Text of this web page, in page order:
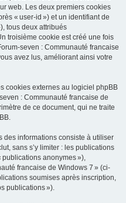
web. Les deux premiers cookies
« user-id ») et un identifiant de
tous deux attribués
troisième cookie est créé une fois
seven : Communauté francaise
avez lus, améliorant ainsi votre
cookies externes au logiciel phpBB
: Communauté francaise de
de ce document, qui ne traite
des informations consiste à utiliser
sans s’y limiter : les publications
publications anonymes »),
francaise de Windows 7 » (ci-
soumises après inscription,
publications »).